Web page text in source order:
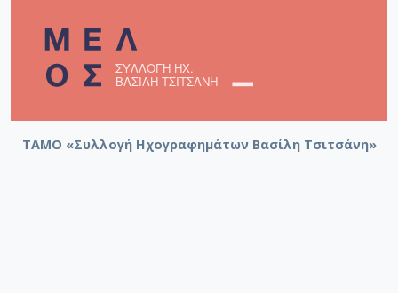
ΤΑΜΟ «Συλλογή Ηχογραφημάτων Βασίλη Τσιτσάνη»